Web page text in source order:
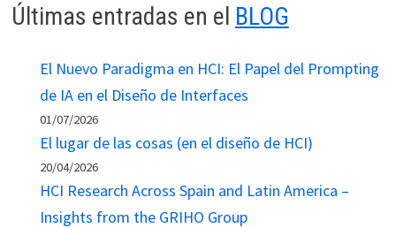
Últimas entradas en el BLOG
El Nuevo Paradigma en HCI: El Papel del Prompting
de IA en el Diseño de Interfaces
01/07/2026
El lugar de las cosas (en el diseño de HCI)
20/04/2026
HCI Research Across Spain and Latin America –
Insights from the GRIHO Group